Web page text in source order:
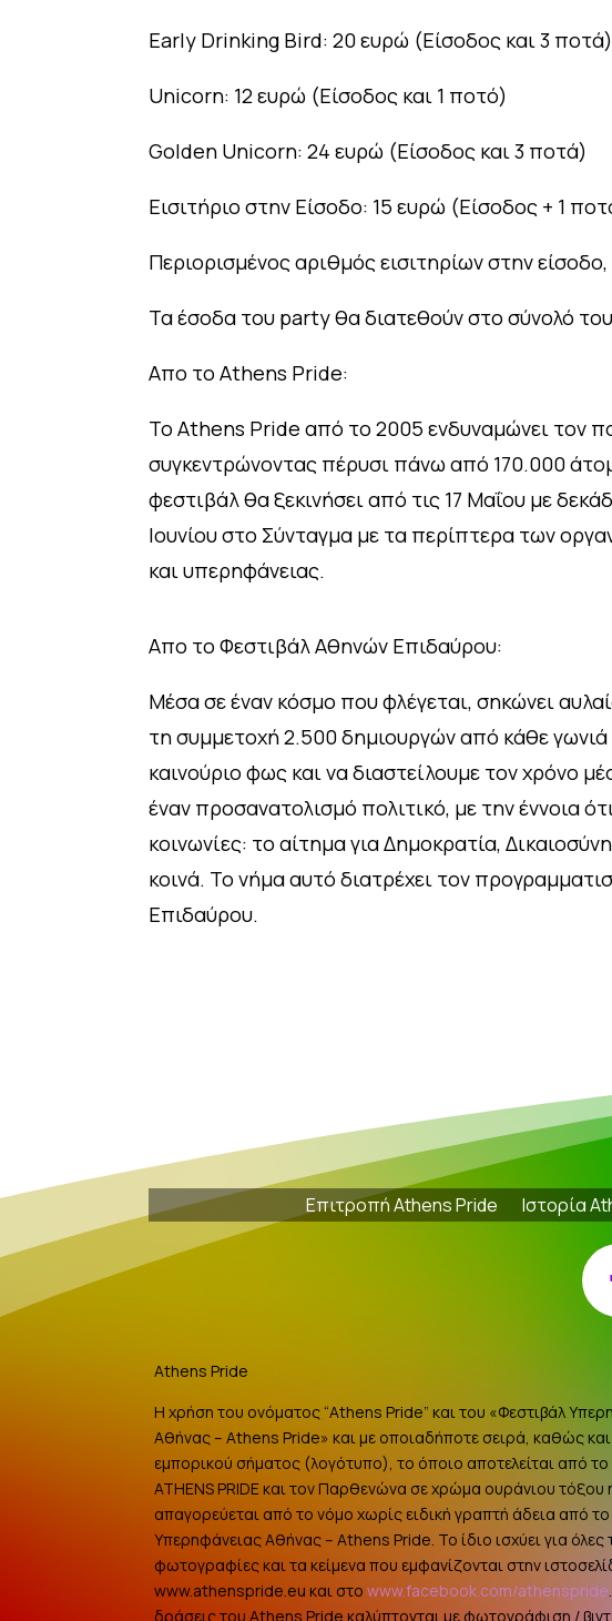
Early Drinking Bird: 20 ευρώ (Είσοδος και 3 ποτά)
Unicorn: 12 ευρώ (Είσοδος και 1 ποτό)
Golden Unicorn: 24 ευρώ (Είσοδος και 3 ποτά)
Εισιτήριο στην Είσοδο: 15 ευρώ (Είσοδος + 1
Περιορισμένος αριθμός εισιτηρίων στην
Τα έσοδα του party θα διατεθούν στο σύνολό
Απο το Athens Pride:
Το Athens Pride από το 2005 ενδυναμώνει τον
συγκεντρώνοντας πέρυσι πάνω από 170.000
φεστιβάλ θα ξεκινήσει από τις 17 Μαΐου με
Ιουνίου στο Σύνταγμα με τα περίπτερα των
και υπερηφάνειας.
Απο το Φεστιβάλ Αθηνών Επιδαύρου:
Μέσα σε έναν κόσμο που φλέγεται, σηκώνει
τη συμμετοχή 2.500 δημιουργών από κάθε
καινούριο φως και να διαστείλουμε τον χρόνο
έναν προσανατολισμό πολιτικό, με την έννοια
κοινωνίες: το αίτημα για Δημοκρατία,
κοινά. Το νήμα αυτό διατρέχει τον
Επιδαύρου.
Επιτροπή Athens Pride Ιστορία
Athens Pride
Η χρήση του ονόματος “Athens Pride” και του «Φεστιβάλ
Αθήνας – Athens Pride» και με οποιαδήποτε σειρά, καθώς
εμπορικού σήματος (λογότυπο), το όποιο αποτελείται από το
ATHENS PRIDE και τον Παρθενώνα σε χρώμα ουράνιου
απαγορεύεται από το νόμο χωρίς ειδική γραπτή άδεια από
Υπερηφάνειας Αθήνας – Athens Pride. Το ίδιο ισχύει για όλες
φωτογραφίες και τα κείμενα που εμφανίζονται στην
www.athenspride.eu και στοwww.facebook.com/athenspride
δράσεις του Athens Pride καλύπτονται με φωτογράφιση /